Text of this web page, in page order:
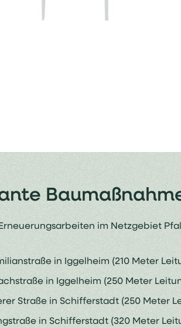
im Netzgebiet
in Iggelheim (210 Meter
in Iggelheim (250 Meter
Straße in Schifferstadt (250 Meter
in Schifferstadt (320 Meter